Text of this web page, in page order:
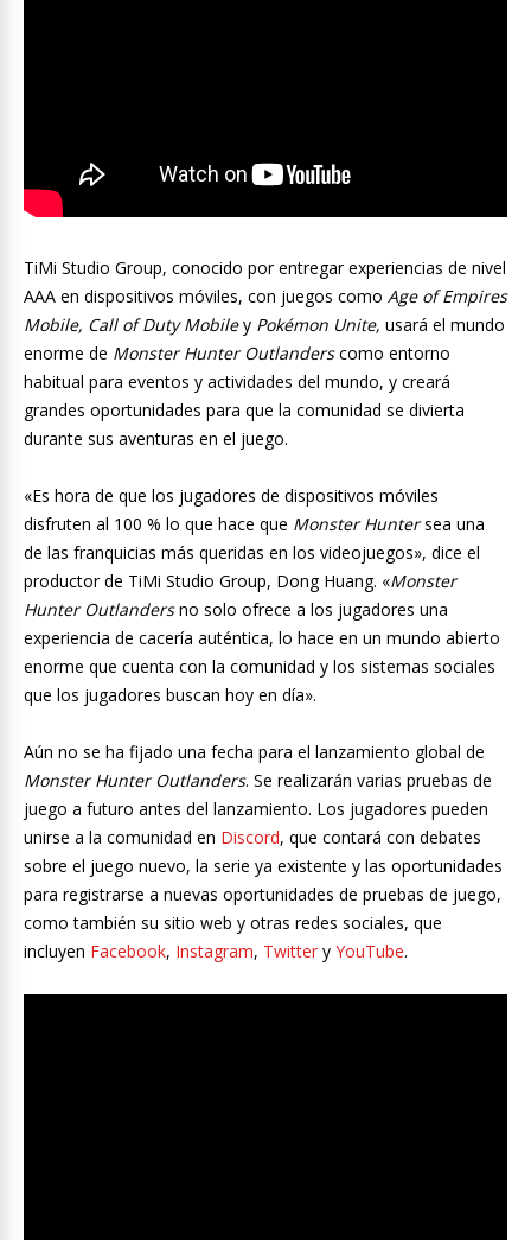
TiMi Studio Group, conocido por entregar experiencias de nivel
AAA en dispositivos móviles, con juegos como Age of Empires
Mobile, Call of Duty Mobiley Pokémon Unite, usará el mundo
enorme de Monster Hunter Outlanderscomo entorno
habitual para eventos y actividades del mundo, y creará
grandes oportunidades para que la comunidad se divierta
durante sus aventuras en el juego.
«Es hora de que los jugadores de dispositivos móviles
disfruten al 100 % lo que hace que Monster Huntersea una
de las franquicias más queridas en los videojuegos», dice el
productor de TiMi Studio Group, Dong Huang. «Monster
Hunter Outlandersno solo ofrece a los jugadores una
experiencia de cacería auténtica, lo hace en un mundo abierto
enorme que cuenta con la comunidad y los sistemas sociales
que los jugadores buscan hoy en día».
Aún no se ha fijado una fecha para el lanzamiento global de
Monster Hunter Outlanders. Se realizarán varias pruebas de
juego a futuro antes del lanzamiento. Los jugadores pueden
unirse a la comunidad en Discord, que contará con debates
sobre el juego nuevo, la serie ya existente y las oportunidades
para registrarse a nuevas oportunidades de pruebas de juego,
como también su sitio web y otras redes sociales, que
incluyen Facebook, Instagram, Twitter y YouTube.